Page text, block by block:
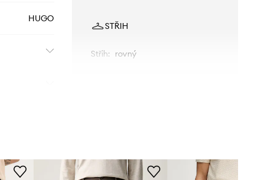
HUGO
STŘIH
Střih: rovný
Standardní velikost